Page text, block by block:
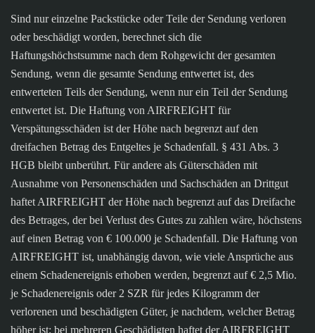
Sind nur einzelne Packstücke oder Teile der Sendung verloren
oder beschädigt worden, berechnet sich die
Haftungshöchstsumme nach dem Rohgewicht der gesamten
Sendung, wenn die gesamte Sendung entwertet ist, des
entwerteten Teils der Sendung, wenn nur ein Teil der Sendung
entwertet ist. Die Haftung von AIRFREIGHT für
Verspätungsschäden ist der Höhe nach begrenzt auf den
dreifachen Betrag des Entgeltes je Schadenfall. § 431 Abs. 3
HGB bleibt unberührt. Für andere als Güterschäden mit
Ausnahme von Personenschäden und Sachschäden an Drittgut
haftet AIRFREIGHT der Höhe nach begrenzt auf das Dreifache
des Betrages, der bei Verlust des Gutes zu zahlen wäre, höchstens
auf einen Betrag von € 100.000 je Schadenfall. Die Haftung von
AIRFREIGHT ist, unabhängig davon, wie viele Ansprüche aus
einem Schadenereignis erhoben werden, begrenzt auf € 2,5 Mio.
je Schadenereignis oder 2 SZR für jedes Kilogramm der
verlorenen und beschädigten Güter, je nachdem, welcher Betrag
höher ist; bei mehreren Geschädigten haftet der AIRFREIGHT